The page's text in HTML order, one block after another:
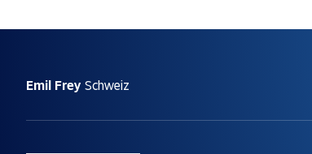
Emil Frey Schweiz